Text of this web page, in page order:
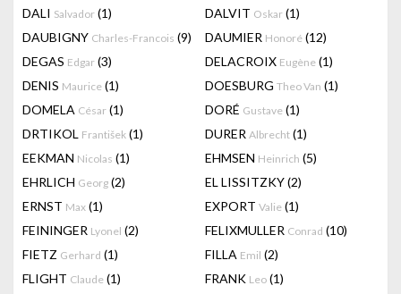
DALI Salvador (1) DALVIT Oskar (1)
DAUBIGNY Charles-Francois (9) DAUMIER Honoré (12)
DEGAS Edgar (3) DELACROIX Eugène (1)
DENIS Maurice (1) DOESBURG Theo Van (1)
DOMELA César (1) DORÉ Gustave (1)
DRTIKOL František (1) DURER Albrecht (1)
EEKMAN Nicolas (1) EHMSEN Heinrich (5)
EHRLICH Georg (2) EL LISSITZKY(2)
ERNST Max (1) EXPORT Valie (1)
FEININGER Lyonel (2) FELIXMULLER Conrad (10)
FIETZ Gerhard (1) FILLA Emil (2)
FLIGHT Claude (1) FRANK Leo (1)